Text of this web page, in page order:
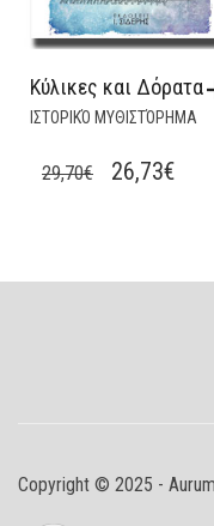
Κύλικες και Δόρατα
ΙΣΤΟΡΙΚΌ ΜΥΘΙΣΤΌΡΗΜΑ
29,70€
ORIGINAL
26,73€
Copyright © 2025 - Aurum